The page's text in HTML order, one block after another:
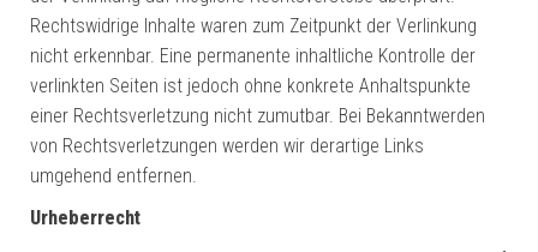
Rechtswidrige Inhalte waren zum Zeitpunkt der Verlinkung
nicht erkennbar. Eine permanente inhaltliche Kontrolle der
verlinkten Seiten ist jedoch ohne konkrete Anhaltspunkte
einer Rechtsverletzung nicht zumutbar. Bei Bekanntwerden
von Rechtsverletzungen werden wir derartige Links
umgehend entfernen.
Urheberrecht